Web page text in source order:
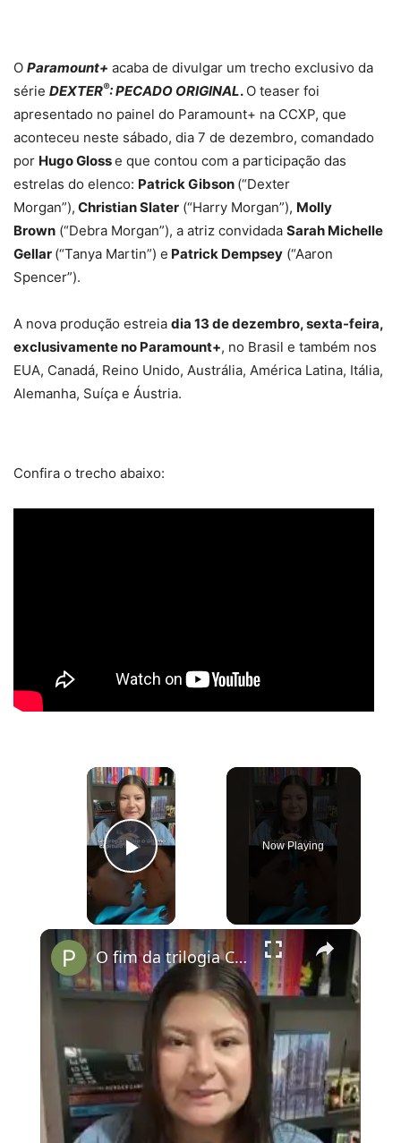
O Paramount+ acaba de divulgar um trecho exclusivo da
série DEXTER®: PECADO ORIGINAL. O teaser foi
apresentado no painel do Paramount+ na CCXP, que
aconteceu neste sábado, dia 7 de dezembro, comandado
por Hugo Glosse que contou com a participação das
estrelas do elenco: Patrick Gibson (“Dexter
Morgan”), Christian Slater (“Harry Morgan”), Molly
Brown (“Debra Morgan”), a atriz convidada Sarah Michelle
Gellar (“Tanya Martin”) e Patrick Dempsey (“Aaron
Spencer”).
A nova produção estreia dia 13 de dezembro, sexta-feira,
exclusivamente no Paramount+, no Brasil e também nos
EUA, Canadá, Reino Unido, Austrália, América Latina, Itália,
Alemanha, Suíça e Áustria.
Confira o trecho abaixo:
×
Play Video
Now Playing
×
O fim da trilogia Culpados no Prime Vídeo